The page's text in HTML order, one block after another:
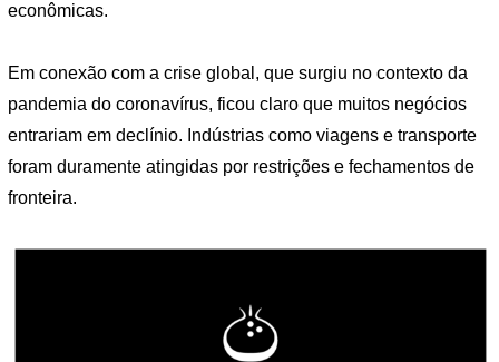
econômicas.
Em conexão com a crise global, que surgiu no contexto da
pandemia do coronavírus, ficou claro que muitos negócios
entrariam em declínio. Indústrias como viagens e transporte
foram duramente atingidas por restrições e fechamentos de
fronteira.